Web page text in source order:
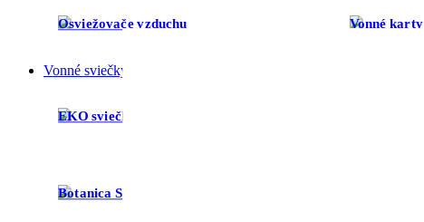
Osviežovače vzduchu Vonné karty
Vonné sviečky
EKO sviečky
Botanica Slavica